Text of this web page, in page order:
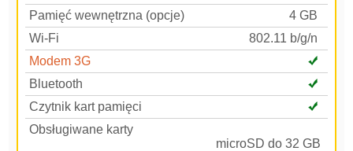
Pamięć wewnętrzna (opcje)
4 GB
Wi-Fi
802.11 b/g/n
Modem 3G
Bluetooth
Czytnik kart pamięci
Obsługiwane karty
microSD do 32 GB